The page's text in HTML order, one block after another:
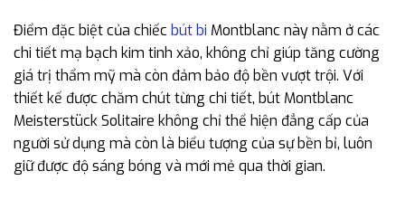
Điểm đặc biệt của chiếc bút bi Montblanc này nằm ở các
chi tiết mạ bạch kim tinh xảo, không chỉ giúp tăng cường
giá trị thẩm mỹ mà còn đảm bảo độ bền vượt trội. Với
thiết kế được chăm chút từng chi tiết, bút Montblanc
Meisterstück Solitaire không chỉ thể hiện đẳng cấp của
người sử dụng mà còn là biểu tượng của sự bền bỉ, luôn
giữ được độ sáng bóng và mới mẻ qua thời gian.